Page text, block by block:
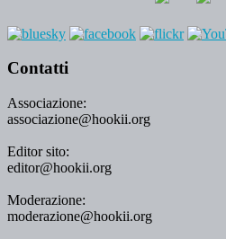
Contatti
Associazione:
associazione@hookii.org
Editor sito:
editor@hookii.org
Moderazione:
moderazione@hookii.org